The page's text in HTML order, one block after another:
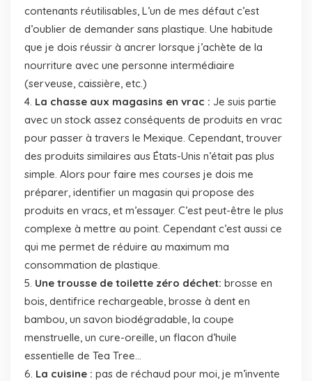
contenants réutilisables, L’un de mes défaut c’est
d’oublier de demander sans plastique. Une habitude
que je dois réussir à ancrer lorsque j’achète de la
nourriture avec une personne intermédiaire
(serveuse, caissière, etc.)
La chasse aux magasins en vrac : Je suis partie
avec un stock assez conséquents de produits en vrac
pour passer à travers le Mexique. Cependant, trouver
des produits similaires aus États-Unis n’était pas plus
simple. Alors pour faire mes courses je dois me
préparer, identifier un magasin qui propose des
produits en vracs, et m’essayer. C’est peut-être le plus
complexe à mettre au point. Cependant c’est aussi ce
qui me permet de réduire au maximum ma
consommation de plastique.
Une trousse de toilette zéro déchet: brosse en
bois, dentifrice rechargeable, brosse à dent en
bambou, un savon biodégradable, la coupe
menstruelle, un cure-oreille, un flacon d’huile
essentielle de Tea Tree…
La cuisine : pas de réchaud pour moi, je m’invente